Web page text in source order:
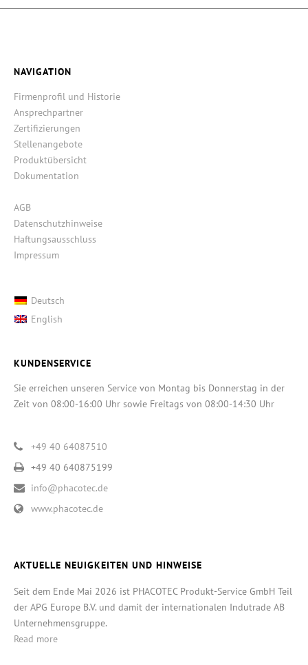
NAVIGATION
Firmenprofil und Historie
Ansprechpartner
Zertifizierungen
Stellenangebote
Produktübersicht
Dokumentation
AGB
Datenschutzhinweise
Haftungsausschluss
Impressum
Deutsch
English
KUNDENSERVICE
Sie erreichen unseren Service von Montag bis Donnerstag in der
Zeit von 08:00-16:00 Uhr sowie Freitags von 08:00-14:30 Uhr
+49 40 64087510
+49 40 640875199
info@phacotec.de
www.phacotec.de
AKTUELLE NEUIGKEITEN UND HINWEISE
Seit dem Ende Mai 2026 ist PHACOTEC Produkt-Service GmbH Teil
der APG Europe B.V. und damit der internationalen Indutrade AB
Unternehmensgruppe.
Read more